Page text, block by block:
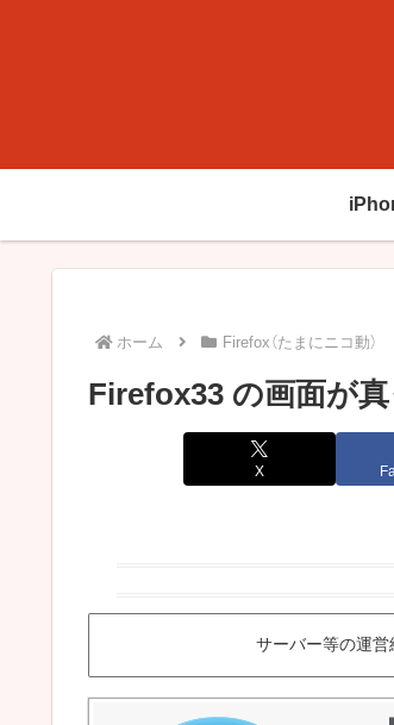
ホーム Firefox（たまにニコ動）
Firefox33 の画面が
X
サーバー等の運